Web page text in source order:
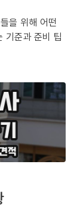
을 위해 어떤
기준과 준비 팁